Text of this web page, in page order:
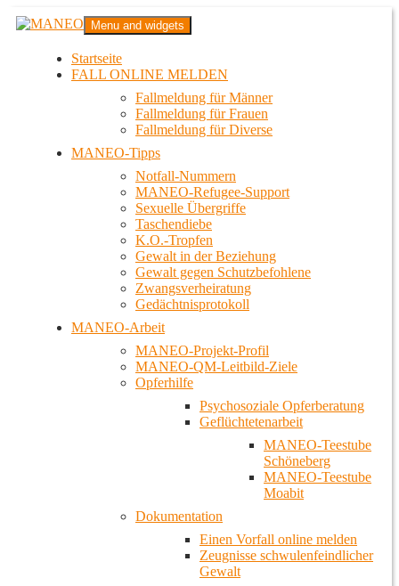
Zum
InhaltMANEO
Das schwule Anti-Gewalt-Projekt in Berlin
Menu and widgets
Startseite
FALL ONLINE MELDEN
Fallmeldung für Männer
Fallmeldung für Frauen
Fallmeldung für Diverse
MANEO-Tipps
Notfall-Nummern
MANEO-Refugee-Support
Sexuelle Übergriffe
Taschendiebe
K.O.-Tropfen
Gewalt in der Beziehung
Gewalt gegen Schutzbefohlene
Zwangsverheiratung
Gedächtnisprotokoll
MANEO-Arbeit
MANEO-Projekt-Profil
MANEO-QM-Leitbild-Ziele
Opferhilfe
Psychosoziale Opferberatung
Geflüchtetenarbeit
MANEO-Teestube
Schöneberg
MANEO-Teestube
Moabit
Dokumentation
Einen Vorfall online melden
Zeugnisse schwulenfeindlicher
Gewalt